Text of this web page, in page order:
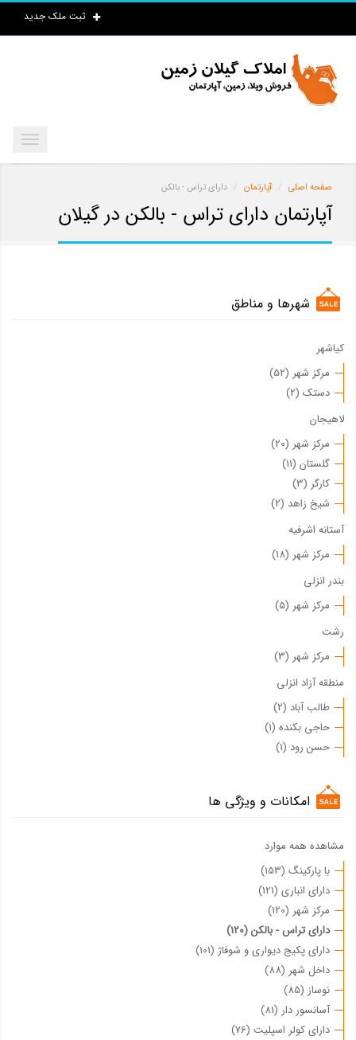
ثبت ملک جدید
صفحه اصلی آپارتمان دارای تراس - بالکن
آپارتمان دارای تراس - بالکن در گیلان
شهرها و مناطق
کیاشهر
مرکز شهر (52)
دستک (2)
لاهیجان
مرکز شهر (20)
گلستان (11)
کارگر (3)
شیخ زاهد (2)
آستانه اشرفیه
مرکز شهر (18)
بندر انزلی
مرکز شهر (5)
رشت
مرکز شهر (3)
منطقه آزاد انزلی
طالب آباد (2)
حاجی بکنده (1)
حسن رود (1)
امکانات و ویژگی ها
مشاهده همه موارد
با پارکینگ (153)
دارای انباری (121)
مرکز شهر (120)
دارای تراس - بالکن (120)
دارای پکیج دیواری و شوفاژ (101)
داخل شهر (88)
نوساز (85)
آسانسور دار (81)
دارای کولر اسپلیت (76)